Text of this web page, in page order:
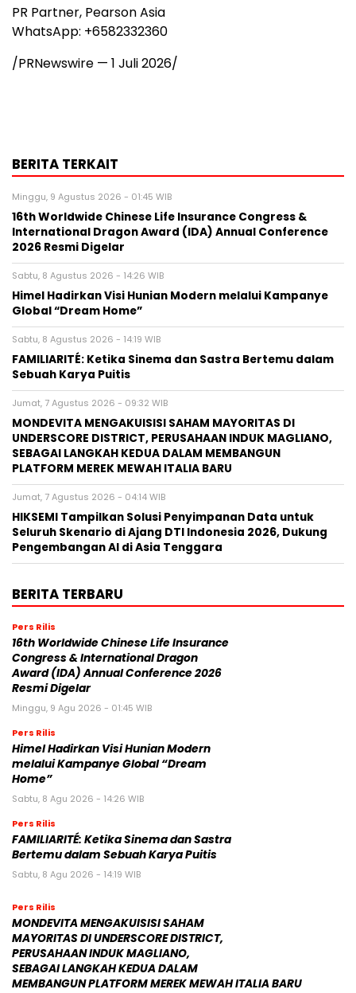
PR Partner, Pearson Asia
WhatsApp: +6582332360
/PRNewswire — 1 Juli 2026/
BERITA TERKAIT
Minggu, 9 Agustus 2026 - 01:45 WIB
16th Worldwide Chinese Life Insurance Congress &
International Dragon Award (IDA) Annual Conference
2026 Resmi Digelar
Sabtu, 8 Agustus 2026 - 14:26 WIB
Himel Hadirkan Visi Hunian Modern melalui Kampanye
Global “Dream Home”
Sabtu, 8 Agustus 2026 - 14:19 WIB
FAMILIARITÉ: Ketika Sinema dan Sastra Bertemu dalam
Sebuah Karya Puitis
Jumat, 7 Agustus 2026 - 09:32 WIB
MONDEVITA MENGAKUISISI SAHAM MAYORITAS DI
UNDERSCORE DISTRICT, PERUSAHAAN INDUK MAGLIANO,
SEBAGAI LANGKAH KEDUA DALAM MEMBANGUN
PLATFORM MEREK MEWAH ITALIA BARU
Jumat, 7 Agustus 2026 - 04:14 WIB
HIKSEMI Tampilkan Solusi Penyimpanan Data untuk
Seluruh Skenario di Ajang DTI Indonesia 2026, Dukung
Pengembangan AI di Asia Tenggara
BERITA TERBARU
Pers Rilis
16th Worldwide Chinese Life Insurance
Congress & International Dragon
Award (IDA) Annual Conference 2026
Resmi Digelar
Minggu, 9 Agu 2026 - 01:45 WIB
Pers Rilis
Himel Hadirkan Visi Hunian Modern
melalui Kampanye Global “Dream
Home”
Sabtu, 8 Agu 2026 - 14:26 WIB
Pers Rilis
FAMILIARITÉ: Ketika Sinema dan Sastra
Bertemu dalam Sebuah Karya Puitis
Sabtu, 8 Agu 2026 - 14:19 WIB
Pers Rilis
MONDEVITA MENGAKUISISI SAHAM
MAYORITAS DI UNDERSCORE DISTRICT,
PERUSAHAAN INDUK MAGLIANO,
SEBAGAI LANGKAH KEDUA DALAM
MEMBANGUN PLATFORM MEREK MEWAH ITALIA BARU